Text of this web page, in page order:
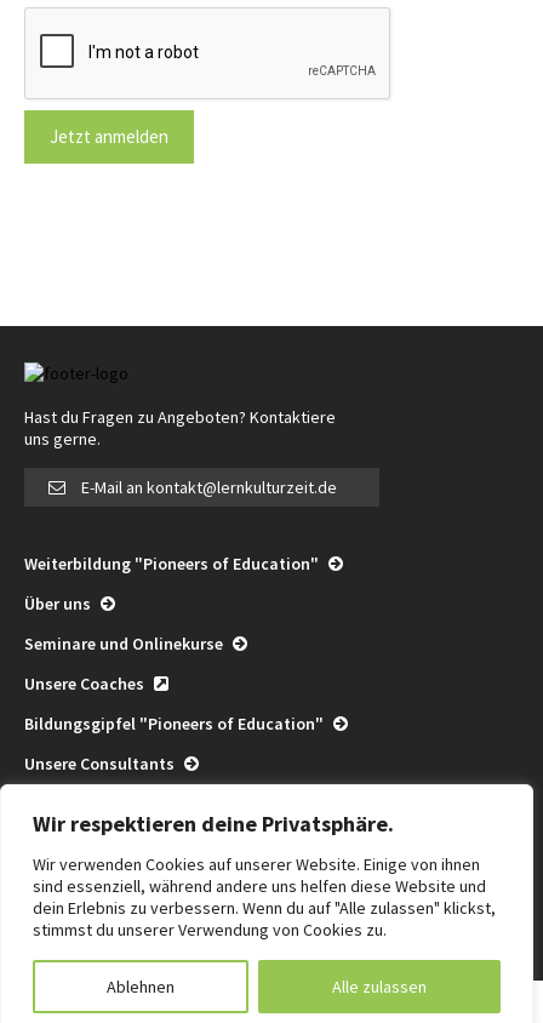
Wir respektieren deine Privatsphäre.
Wir verwenden Cookies auf unserer Website. Einige von ihnen
sind essenziell, während andere uns helfen diese Website und
dein Erlebnis zu verbessern. Wenn du auf "Alle zulassen" klickst,
stimmst du unserer Verwendung von Cookies zu.
Ablehnen Alle zulassen
Jetzt anmelden
Hast du Fragen zu Angeboten? Kontaktiere
uns gerne.
E-Mail an kontakt@lernkulturzeit.de
Weiterbildung "Pioneers of Education"
Über uns
Seminare und Onlinekurse
Unsere Coaches
Bildungsgipfel "Pioneers of Education"
Unsere Consultants
Termine
Die Kraft des Wir
Impressum Kontakt Datenschutz AGB